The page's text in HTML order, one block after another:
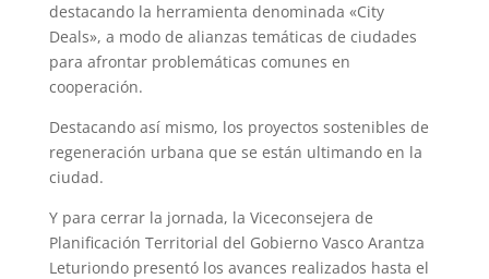
destacando la herramienta denominada «City
Deals», a modo de alianzas temáticas de ciudades
para afrontar problemáticas comunes en
cooperación.
Destacando así mismo, los proyectos sostenibles de
regeneración urbana que se están ultimando en la
ciudad.
Y para cerrar la jornada, la Viceconsejera de
Planificación Territorial del Gobierno Vasco Arantza
Leturiondo presentó los avances realizados hasta el